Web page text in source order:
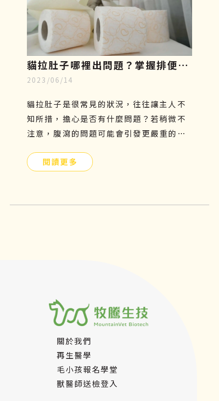
貓拉肚子哪裡出問題？掌握排便型
態、飲食與治療關鍵，重回健康活
力
2023/06/14
貓拉肚子是很常見的狀況，往往讓主人不
知所措，擔心是否有什麼問題？若稍微不
注意，腹瀉的問題可能會引發更嚴重的危
狀，找出正確的原因才能有效解決問題！
對炎性腸症的控制與改善介紹，希望可以
閱讀更多
關於我們
再生醫學
毛小孩報名學堂
獸醫師送檢登入